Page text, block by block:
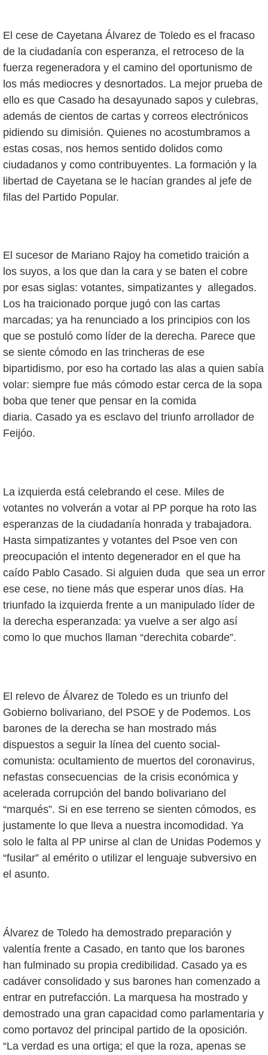
El cese de Cayetana Álvarez de Toledo es el fracaso
de la ciudadanía con esperanza, el retroceso de la
fuerza regeneradora y el camino del oportunismo de
los más mediocres y desnortados. La mejor prueba de
ello es que Casado ha desayunado sapos y culebras,
además de cientos de cartas y correos electrónicos
pidiendo su dimisión. Quienes no acostumbramos a
estas cosas, nos hemos sentido dolidos como
ciudadanos y como contribuyentes. La formación y la
libertad de Cayetana se le hacían grandes al jefe de
filas del Partido Popular.
El sucesor de Mariano Rajoy ha cometido traición a
los suyos, a los que dan la cara y se baten el cobre
por esas siglas: votantes, simpatizantes y allegados.
Los ha traicionado porque jugó con las cartas
marcadas; ya ha renunciado a los principios con los
que se postuló como líder de la derecha. Parece que
se siente cómodo en las trincheras de ese
bipartidismo, por eso ha cortado las alas a quien sabía
volar: siempre fue más cómodo estar cerca de la sopa
boba que tener que pensar en la comida
diaria. Casado ya es esclavo del triunfo arrollador de
Feijóo.
La izquierda está celebrando el cese. Miles de
votantes no volverán a votar al PP porque ha roto las
esperanzas de la ciudadanía honrada y trabajadora.
Hasta simpatizantes y votantes del Psoe ven con
preocupación el intento degenerador en el que ha
caído Pablo Casado. Si alguien duda que sea un error
ese cese, no tiene más que esperar unos días. Ha
triunfado la izquierda frente a un manipulado líder de
la derecha esperanzada: ya vuelve a ser algo así
como lo que muchos llaman “derechita cobarde”.
El relevo de Álvarez de Toledo es un triunfo del
Gobierno bolivariano, del PSOE y de Podemos. Los
barones de la derecha se han mostrado más
dispuestos a seguir la línea del cuento social-
comunista: ocultamiento de muertos del coronavirus,
nefastas consecuencias de la crisis económica y
acelerada corrupción del bando bolivariano del
“marqués”. Si en ese terreno se sienten cómodos, es
justamente lo que lleva a nuestra incomodidad. Ya
solo le falta al PP unirse al clan de Unidas Podemos y
“fusilar” al emérito o utilizar el lenguaje subversivo en
el asunto.
Álvarez de Toledo ha demostrado preparación y
valentía frente a Casado, en tanto que los barones
han fulminado su propia credibilidad. Casado ya es
cadáver consolidado y sus barones han comenzado a
entrar en putrefacción. La marquesa ha mostrado y
demostrado una gran capacidad como parlamentaria y
como portavoz del principal partido de la oposición.
“La verdad es una ortiga; el que la roza, apenas se